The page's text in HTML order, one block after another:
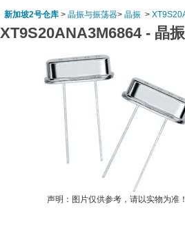
新加坡2号仓库 > 晶振与振荡器> 晶振 >
XT9S20ANA3M6864 - 晶
声明：图片仅供参考，请以实物为准！